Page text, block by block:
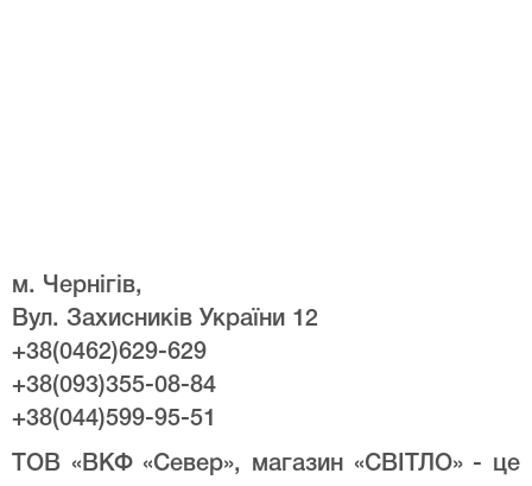
м. Чернігів,
Вул. Захисників України 12
+38(0462)629-629
+38(093)355-08-84
+38(044)599-95-51
ТОВ «ВКФ «Север», магазин «СВІТЛО» - це